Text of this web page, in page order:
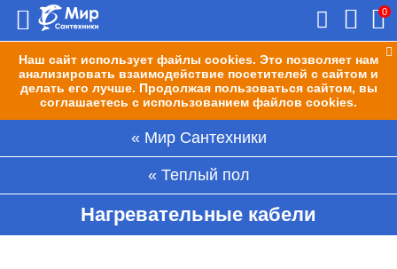
Наш сайт использует файлы cookies. Это позволяет нам
анализировать взаимодействие посетителей с сайтом и
делать его лучше. Продолжая пользоваться сайтом, вы
соглашаетесь с использованием файлов cookies.
0
Мир Сантехники
Теплый пол
Нагревательные кабели